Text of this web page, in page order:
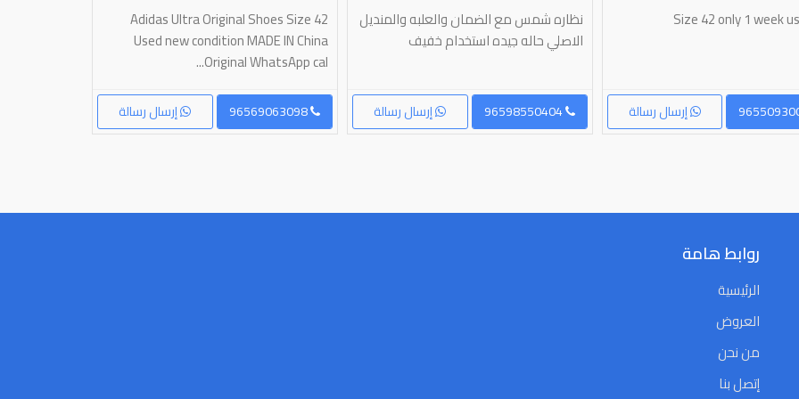
Size 42 only 1 week
إرسال رسالة
نظاره شمس مع الضمان والعلبه والمنديل
الاصلي حاله جيده استخدام خفيف
إرسال رسالة 96598550404
Adidas Ultra Original Shoes Size 42
Used new condition MADE IN China
Original WhatsApp cal...
إرسال رسالة 96569063098
روابط هامة
الرئيسية
العروض
من نحن
إتصل بنا